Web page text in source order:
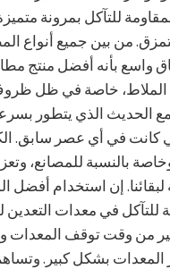
للتآكل بمرونة
من بين جميع أنواع
واسع بأنه أفضل منتج
الملاط، خاصة في ظل
الحديث الذي يتطور
كانت في أي عصر سابق.
بالنسبة للمصانع،
لبقائنا. إن استخدام أفضل
للتآكل في معدات التعدين
من وقت توقف المعدات
بشكل كبير.